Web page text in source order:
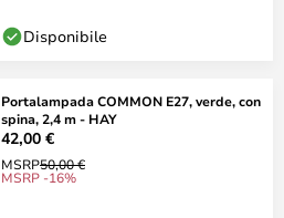
Disponibile
Portalampada COMMON E27, verde, con
spina, 2,4 m - HAY
42,00 €
MSRP50,00 €
MSRP -16%